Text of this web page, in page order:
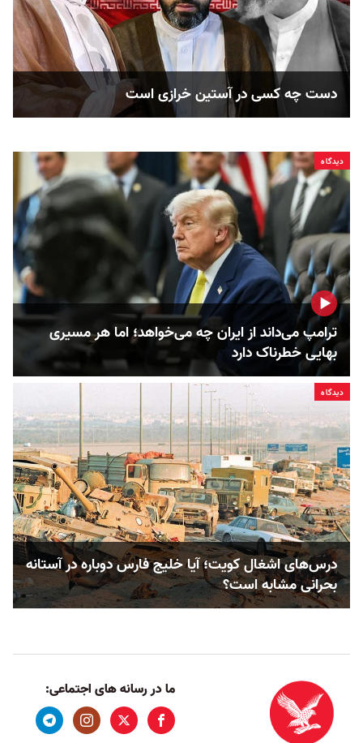
دست چه کسی در آستین خرازی است
دیدگاه
ترامپ می‌داند از ایران چه می‌خواهد؛ اما هر مسیری
بهایی خطرناک دارد
دیدگاه
درس‌های اشغال کویت؛ آیا خلیج فارس دوباره در آستانه
بحرانی مشابه است؟
ما در رسانه های اجتماعی: